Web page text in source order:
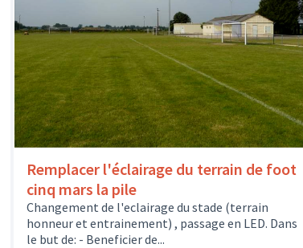
Remplacer l'éclairage du terrain de foot
cinq mars la pile
Changement de l'eclairage du stade (terrain
honneur et entrainement) , passage en LED. Dans
le but de: - Beneficier de...